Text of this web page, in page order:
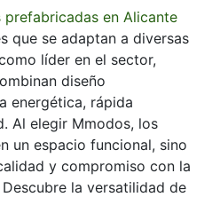
prefabricadas en Alicante
que se adaptan a diversas
líder en el sector,
diseño
energética, rápida
Al elegir Mmodos, los
un espacio funcional, sino
y compromiso con la
la versatilidad de